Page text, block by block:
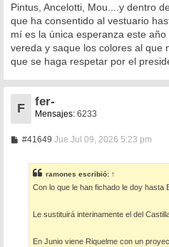
Pintus, Ancelotti, Mou....y dentro
que ha consentido al vestuario
mí es la única esperanza este
vereda y saque los colores al que
que se haga respetar por el
F
fer-
Mensajes: 6233
#41649M
a
j
Jue Jul 09, 2026 5:23 pm
ramones escribió: ↑
Con lo que le han fichado le doy hasta
Le sustituirá interinamente el del
En Junio viene Riquelme con un